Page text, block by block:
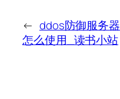
← ddos防御服务器
怎么使用_读书小站